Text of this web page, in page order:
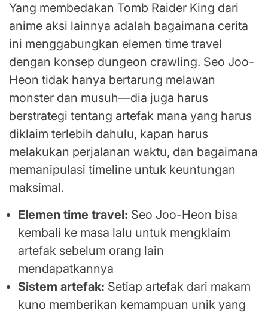
Yang membedakan Tomb Raider King dari
anime aksi lainnya adalah bagaimana cerita
ini menggabungkan elemen time travel
dengan konsep dungeon crawling. Seo Joo-
Heon tidak hanya bertarung melawan
monster dan musuh—dia juga harus
berstrategi tentang artefak mana yang harus
diklaim terlebih dahulu, kapan harus
melakukan perjalanan waktu, dan bagaimana
memanipulasi timeline untuk keuntungan
maksimal.
Elemen time travel: Seo Joo-Heon bisa
kembali ke masa lalu untuk mengklaim
artefak sebelum orang lain
mendapatkannya
Sistem artefak: Setiap artefak dari makam
kuno memberikan kemampuan unik yang